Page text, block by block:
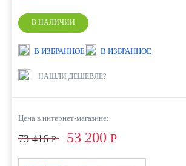
В НАЛИЧИИ
В ИЗБРАННОЕ В ИЗБРАННОЕ
НАШЛИ ДЕШЕВЛЕ?
Цена в интернет-магазине:
73 416Р 53 200 Р